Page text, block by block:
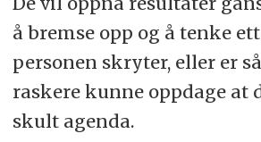
å bremse opp og å tenke
personen skryter, eller er
raskere kunne oppdage at
skult agenda.